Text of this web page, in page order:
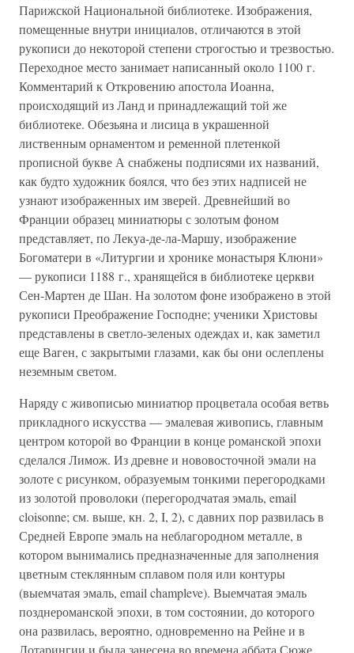
Парижской Национальной библиотеке. Изображения,
помещенные внутри инициалов, отличаются в этой
рукописи до некоторой степени строгостью и трезвостью.
Переходное место занимает написанный около 1100 г.
Комментарий к Откровению апостола Иоанна,
происходящий из Ланд и принадлежащий той же
библиотеке. Обезьяна и лисица в украшенной
лиственным орнаментом и ременной плетенкой
прописной букве А снабжены подписями их названий,
как будто художник боялся, что без этих надписей не
узнают изображенных им зверей. Древнейший во
Франции образец миниатюры с золотым фоном
представляет, по Лекуа-де-ла-Маршу, изображение
Богоматери в «Литургии и хронике монастыря Клюни»
— рукописи 1188 г., хранящейся в библиотеке церкви
Сен-Мартен де Шан. На золотом фоне изображено в этой
рукописи Преображение Господне; ученики Христовы
представлены в светло-зеленых одеждах и, как заметил
еще Ваген, с закрытыми глазами, как бы они ослеплены
неземным светом.
Наряду с живописью миниатюр процветала особая ветвь
прикладного искусства — эмалевая живопись, главным
центром которой во Франции в конце романской эпохи
сделался Лимож. Из древне и нововосточной эмали на
золоте с рисунком, образуемым тонкими перегородками
из золотой проволоки (перегородчатая эмаль, email
cloisonne; см. выше, кн. 2, I, 2), с давних пор развилась в
Средней Европе эмаль на неблагородном металле, в
котором вынимались предназначенные для заполнения
цветным стеклянным сплавом поля или контуры
(выемчатая эмаль, email champleve). Выемчатая эмаль
позднероманской эпохи, в том состоянии, до которого
она развилась, вероятно, одновременно на Рейне и в
Лотарингии и была занесена во времена аббата Сюже,